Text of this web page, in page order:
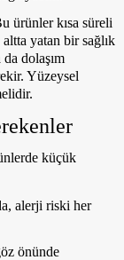
ürünler kısa süreli
yatan bir sağlık
dolaşım
Yüzeysel
küçük
alerji riski her
önünde